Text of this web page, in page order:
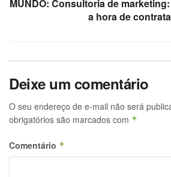
MUNDO: Consultoria de
a hora de
Deixe um comentário
O seu endereço de e-mail não será
obrigatórios são marcados com *
Comentário *